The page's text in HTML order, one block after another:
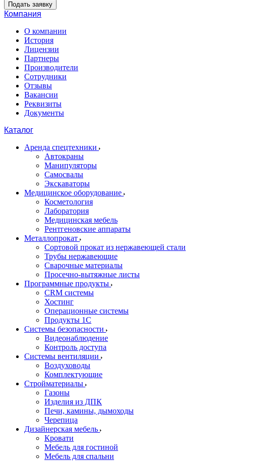
Подать заявку
Компания
О компании
История
Лицензии
Партнеры
Производители
Сотрудники
Отзывы
Вакансии
Реквизиты
Документы
Каталог
Аренда спецтехники
Автокраны
Манипуляторы
Самосвалы
Экскаваторы
Медицинское оборудование
Косметология
Лаборатория
Медицинская мебель
Рентгеновские аппараты
Металлопрокат
Сортовой прокат из нержавеющей стали
Трубы нержавеющие
Сварочные материалы
Просечно-вытяжные листы
Программные продукты
CRM системы
Хостинг
Операционные системы
Продукты 1С
Системы безопасности
Видеонаблюдение
Контроль доступа
Системы вентиляции
Воздуховоды
Комплектующие
Стройматериалы
Газоны
Изделия из ДПК
Печи, камины, дымоходы
Черепица
Дизайнерская мебель
Кровати
Мебель для гостиной
Мебель для спальни